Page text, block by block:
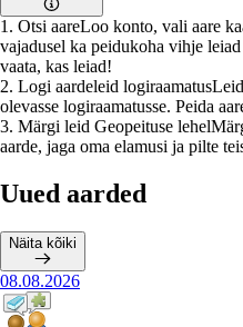
1 . Otsi aareLoo konto, vali aare
vajadusel ka peidukoha vihje
vaata, kas leiad!
2. Logi aardeleid logiraamatus
olevasse logiraamatusse. Peida
3. Märgi leid Geopeituse lehel
aarde, jaga oma elamusi ja pilte
Uued aarded
Näita kõiki
08.08.2026